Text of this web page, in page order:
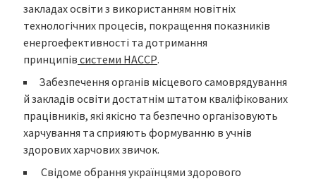
закладах освіти з використанням новітніх
технологічних процесів, покращення показників
енергоефективності та дотримання
принципів системи НАССР.
Забезпечення органів місцевого самоврядування
й закладів освіти достатнім штатом кваліфікованих
працівників, які якісно та безпечно організовують
харчування та сприяють формуванню в учнів
здорових харчових звичок.
Свідоме обрання українцями здорового